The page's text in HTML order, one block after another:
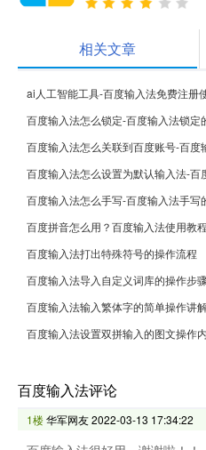
相关文章
ai人工智能工具-百度输入法免费注册
百度输入法怎么锁定-百度输入法锁定
百度输入法怎么关联到百度账号-百
百度输入法怎么设置为默认输入法-
百度输入法怎么手写-百度输入法手写
百度拼音怎么用？百度输入法使用教程
百度输入法打出特殊符号的操作流程
百度输入法导入自定义词库的操作步
百度输入法输入繁体字的简单操作讲
百度输入法设置双拼输入的图文操作
百度输入法评论
1楼华军网友2022-03-13 17:34:22